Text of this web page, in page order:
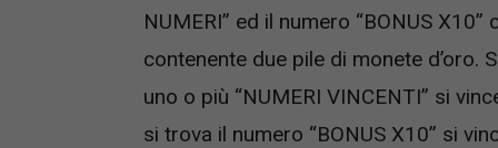
NUMERI” ed il numero “BONUS
contenente due pile di monete d’oro.
uno o più “NUMERI VINCENTI” si
si trova il numero “BONUS X10” si